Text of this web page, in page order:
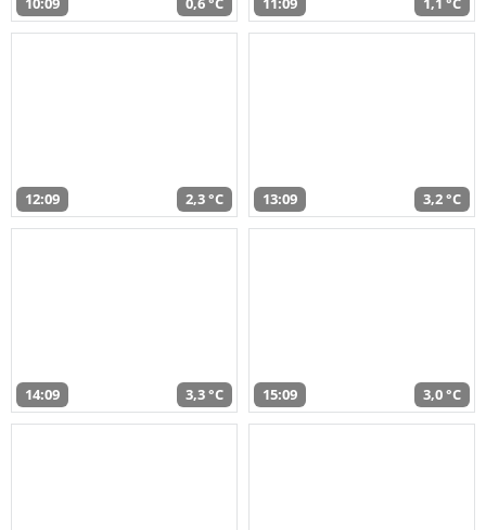
12:09 2,3 °C 13:09 3,2 °C
14:09 3,3 °C 15:09 3,0 °C